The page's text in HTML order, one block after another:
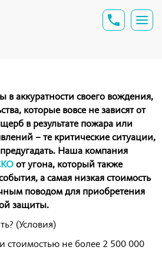
в аккуратности своего вождения,
которые вовсе не зависят от
в результате пожара или
– те критические ситуации,
Наша компания
от угона, который также
а самая низкая стоимость
поводом для приобретения
защиты.
(Условия)
стоимостью не более 2 500 000